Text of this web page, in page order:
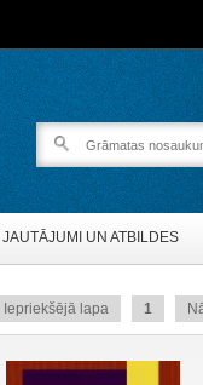
JAUTĀJUMI UN ATBILDES
Iepriekšējā lapa 1